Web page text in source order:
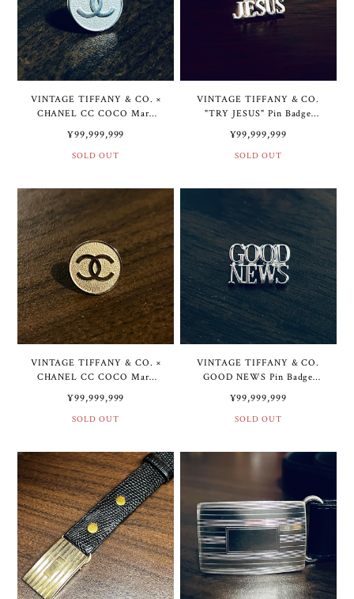
VINTAGE TIFFANY & CO. ×
CHANEL CC COCO Mark
ィンテージ ティファニー ×
シャネル CC ココ マーク ピ
¥99,999,999
SOLD OUT
VINTAGE TIFFANY & CO.
"TRY JESUS" Pin Badge
ジ ティファニー "TRY
JESUS" ピン バッジ スター
¥99,999,999
SOLD OUT
VINTAGE TIFFANY & CO. ×
CHANEL CC COCO Mark
Pin Badge 14K Gold | ヴィン
テージ ティファニー × シャ
ネル CC ココマーク ピン バ
¥99,999,999
SOLD OUT
VINTAGE TIFFANY & CO.
GOOD NEWS Pin Badge
Sterling Silver | ヴィンテー
ジ ティファニー GOOD
NEWS ピン バッジ スターリ
¥99,999,999
SOLD OUT